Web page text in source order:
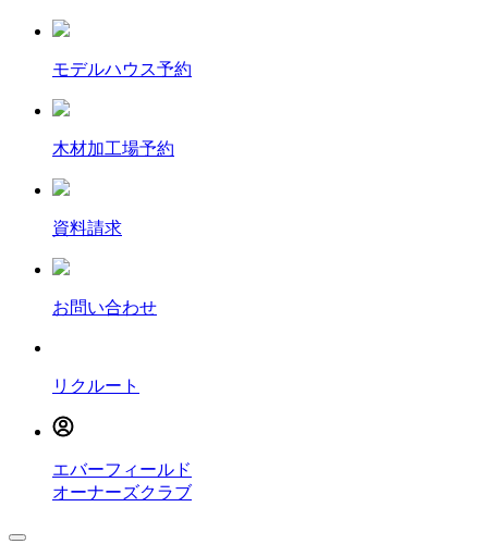
モデルハウス予約
木材加工場予約
資料請求
お問い合わせ
リクルート
エバーフィールド
オーナーズクラブ